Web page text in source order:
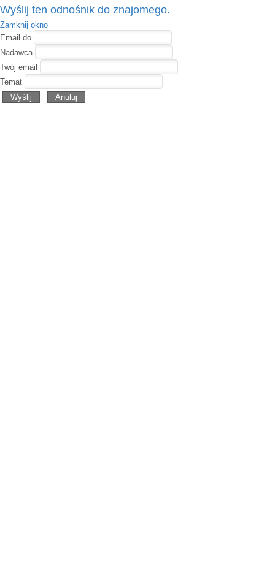
Wyślij ten odnośnik do znajomego.
Zamknij okno
Email do
Nadawca
Twój email
Temat
Wyślij
Anuluj